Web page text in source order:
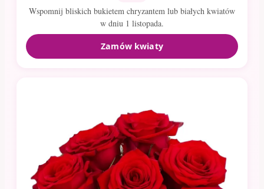
Wspomnij bliskich bukietem chryzantem lub białych kwiatów
w dniu 1 listopada.
Zamów kwiaty